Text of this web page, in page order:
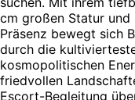
cm großen Statur
Präsenz bewegt sich
durch die
kosmopolitischen
friedvollen
Escort-Begleitung